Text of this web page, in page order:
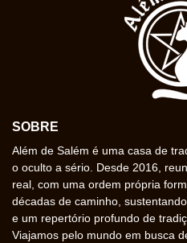
SOBRE
Além de Salém é uma casa de
o oculto a sério. Desde 2016,
real, com uma ordem própria
décadas de caminho,
e um repertório profundo de
Viajamos pelo mundo em busca